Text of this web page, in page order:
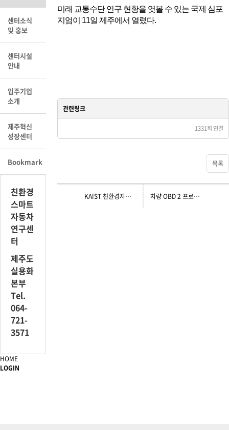
미래 교통수단 연구 현황을 엿볼 수 있는 국제 심포
지엄이 11일 제주에서 열렸다.
관련링크
https://www.yna.co.kr/view/ 1331회 연결
목록
KAIST 친환경자동차연구센터, 내연기관 하이브리드 개조 화물차 시연 차량 OBD 2 프로그래밍 교육 참가자 모집
센터소식
및 홍보
센터시설
안내
입주기업
소개
제주혁신
성장센터
Bookmark
친환경
스마트
자동차
연구센
터
제주도
실용화
본부
Tel.
064-
721-
3571
HOME
LOGIN